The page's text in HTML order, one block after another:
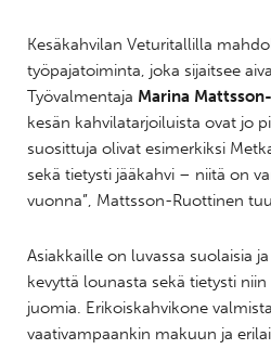
Kesäkahvilan Veturitallilla
työpajatoiminta, joka sijaitsee
Työvalmentaja Marina
kesän kahvilatarjoiluista ovat jo
suosittuja olivat esimerkiksi
sekä tietysti jääkahvi – niitä on
vuonna”, Mattsson-Ruottinen
Asiakkaille on luvassa suolaisia
kevyttä lounasta sekä tietysti
juomia. Erikoiskahvikone
vaativampaankin makuun ja